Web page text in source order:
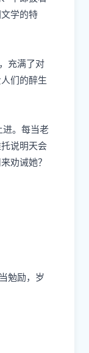
学的特
充满了对
们的醉生
进。每当老
说明天会
劝诫她？
勉励，岁